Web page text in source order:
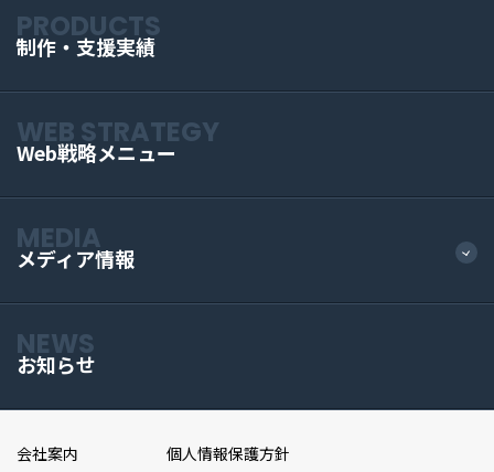
PRODUCTS
制作・支援実績
WEB STRATEGY
Web戦略メニュー
MEDIA
メディア情報
NEWS
お知らせ
会社案内 個人情報保護方針